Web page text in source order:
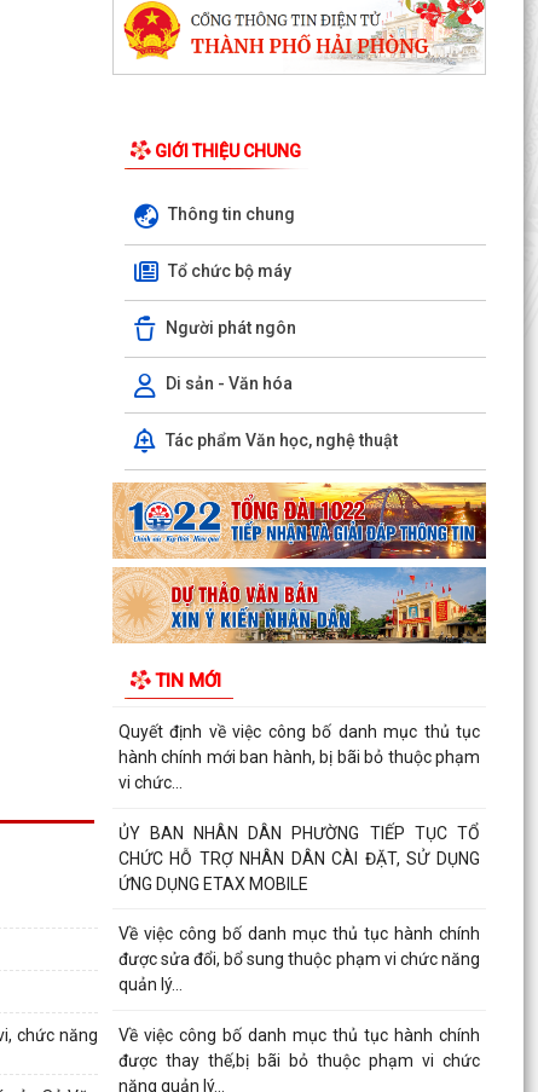
chức năng
GIỚI THIỆU CHUNG
Thông tin chung
Tổ chức bộ máy
Người phát ngôn
Di sản - Văn hóa
Tác phẩm Văn học, nghệ thuật
TIN MỚI
Phường Hưng Đạo hỗ trợ người dân thực hiện
thủ tục hành chính trực tuyến tại các tổ dân phố
–...
THÔNG BÁO: Thời gian tiếp tục triển khai thu
Thuế sử dụng đất phi nông nghiệp năm 2026
trên địa bàn...
Hải Phòng công khai thủ tục hành chính đặc thù
mới ban hành lĩnh vực đất đai thuộc phạm vi
chức...
Hải Phòng công bố danh mục thủ tục hành
chính được sửa đổi, bổ sung, bị bãi bỏ thuộc
phạm vi chức...
UBND PHƯỜNG HƯNG ĐẠO TRIỂN KHAI ĐỢT
DỤNG ỨNG DỤNG ETAX MOBILE,...
Quyết định về việc công bố danh mục thủ tục
hành chính mới ban hành, bị bãi bỏ thuộc phạm
vi chức...
ỦY BAN NHÂN DÂN PHƯỜNG TIẾP TỤC TỔ
CHỨC HỖ TRỢ NHÂN DÂN CÀI ĐẶT, SỬ DỤNG
ỨNG DỤNG ETAX MOBILE
Về việc công bố danh mục thủ tục hành chính
được sửa đổi, bổ sung thuộc phạm vi chức năng
quản lý...
Về việc công bố danh mục thủ tục hành chính
được thay thế,bị bãi bỏ thuộc phạm vi chức
năng quản lý...